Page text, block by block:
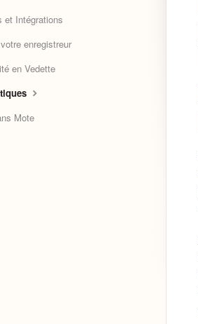
et Intégrations
enregistreur
en Vedette
Mote